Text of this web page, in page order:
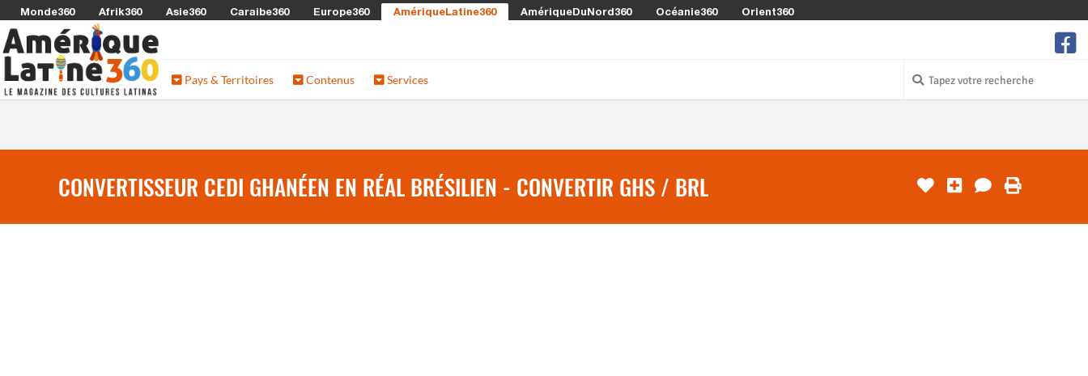
Monde360 Afrik360 Asie360 Caraibe360 Europe360 AmériqueLatine360 AmériqueDuNord360 Océanie360 Orient360
Pays & Territoires Contenus Services
CONVERTISSEUR CEDI GHANÉEN EN RÉAL BRÉSILIEN - CONVERTIR GHS / BRL